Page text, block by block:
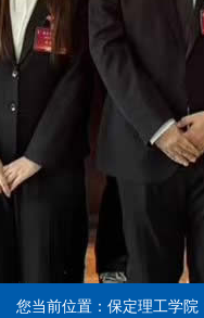
您当前位置： 保定理工学院